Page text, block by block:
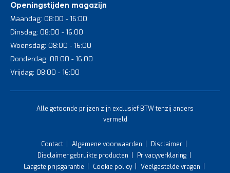
Openingstijden magazijn
Maandag: 08:00 - 16:00
Dinsdag: 08:00 - 16:00
Woensdag: 08:00 - 16:00
Donderdag: 08:00 - 16:00
Vrijdag: 08:00 - 16:00
Alle getoonde prijzen zijn exclusief BTW tenzij anders
vermeld
Contact Algemene voorwaarden
Disclaimer
Disclaimer gebruikte producten
Privacyverklaring
Laagste prijsgarantie
Cookie policy
Veelgestelde vragen